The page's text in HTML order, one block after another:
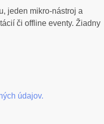
jeden mikro-nástroj a
či offline eventy. Žiadny
údajov.